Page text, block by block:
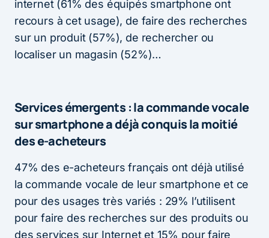
internet (61% des équipés smartphone ont
recours à cet usage), de faire des recherches
sur un produit (57%), de rechercher ou
localiser un magasin (52%)…
Services émergents : la commande vocale
sur smartphone a déjà conquis la moitié
des e-acheteurs
47% des e-acheteurs français ont déjà utilisé
la commande vocale de leur smartphone et ce
pour des usages très variés : 29% l’utilisent
pour faire des recherches sur des produits ou
des services sur Internet et 15% pour faire